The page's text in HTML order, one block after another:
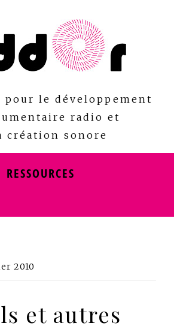
pour le développement
radio et
création sonore
RESSOURCES
2010
et autres